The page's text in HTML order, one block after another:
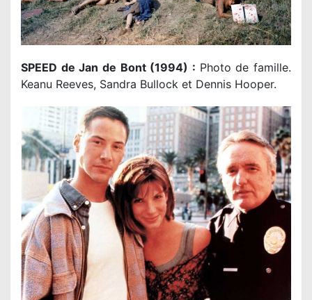
SPEED de Jan de Bont (1994) : Photo de famille.
Keanu Reeves, Sandra Bullock et Dennis Hooper.